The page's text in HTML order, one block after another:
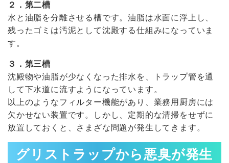
8.まとめ
10.関連記事
２．第二槽
水と油脂を分離させる槽です。油脂は水面に浮上し、
残ったゴミは汚泥として沈殿する仕組みになっていま
す。
３．第三槽
沈殿物や油脂が少なくなった排水を、トラップ管を通
して下水道に流すようになっています。
以上のようなフィルター機能があり、業務用厨房には
欠かせない装置です。しかし、定期的な清掃をせずに
放置しておくと、さまざな問題が発生してきます。
グリストラップから悪臭が発生